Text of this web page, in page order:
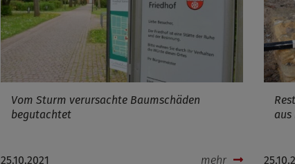
Vom Sturm verursachte Baumschäden
begutachtet
25.10.2021 mehr
aus